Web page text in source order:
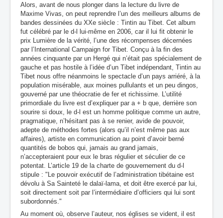
Alors, avant de nous plonger dans la lecture du livre de
Maxime Vivas, on peut reprendre l’un des meilleurs albums de
bandes dessinées du XXe siècle : Tintin au Tibet. Cet album
fut célébré par le d-l lui-même en 2006, car il lui fit obtenir le
prix Lumière de la vérité, l’une des récompenses décernées
par l’International Campaign for Tibet. Conçu à la fin des
années cinquante par un Hergé qui n’était pas spécialement de
gauche et pas hostile à l’idée d’un Tibet indépendant, Tintin au
Tibet nous offre néanmoins le spectacle d’un pays arriéré, à la
population misérable, aux moines pullulants et un peu dingos,
gouverné par une théocratie de fer et richissime. L’utilité
primordiale du livre est d’expliquer par a + b que, derrière son
sourire si doux, le d-l est un homme politique comme un autre,
pragmatique, n’hésitant pas à se renier, avide de pouvoir,
adepte de méthodes fortes (alors qu’il n’est même pas aux
affaires), artiste en communication au point d’avoir berné
quantités de bobos qui, jamais au grand jamais,
n’accepteraient pour eux le bras régulier et séculier de ce
potentat. L’article 19 de la charte de gouvernement du d-l
stipule : "Le pouvoir exécutif de l’administration tibétaine est
dévolu à Sa Sainteté le dalaï-lama, et doit être exercé par lui,
soit directement soit par l’intermédiaire d’officiers qui lui sont
subordonnés."
Au moment où, observe l’auteur, nos églises se vident, il est